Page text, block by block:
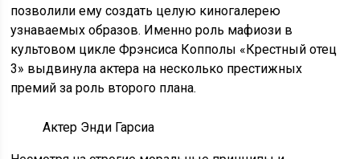
позволили ему создать целую киногалерею
узнаваемых образов. Именно роль мафиози в
культовом цикле Фрэнсиса Копполы «Крестный отец
3» выдвинула актера на несколько престижных
премий за роль второго плана.
Актер Энди Гарсиа